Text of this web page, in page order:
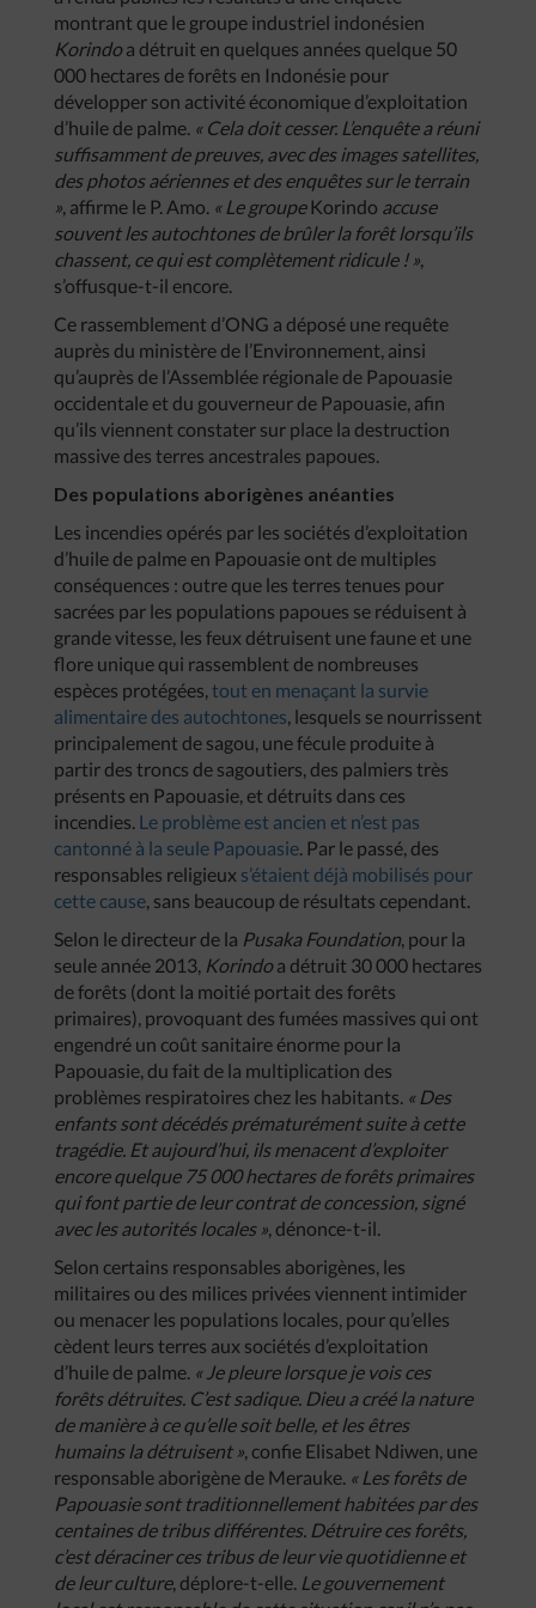
montrant que le groupe industriel indonésien
Korindoa détruit en quelques années quelque 50
000 hectares de forêts en Indonésie pour
développer son activité économique d’exploitation
d’huile de palme. « Cela doit cesser. L’enquête a réuni
suffisamment de preuves, avec des images satellites,
des photos aériennes et des enquêtes sur le terrain
», affirme le P. Amo. « Le groupeKorindo accuse
souvent les autochtones de brûler la forêt lorsqu’ils
chassent, ce qui est complètement ridicule ! »,
s’offusque-t-il encore.
Ce rassemblement d’ONG a déposé une requête
auprès du ministère de l’Environnement, ainsi
qu’auprès de l’Assemblée régionale de Papouasie
occidentale et du gouverneur de Papouasie, afin
qu’ils viennent constater sur place la destruction
massive des terres ancestrales papoues.
Des populations aborigènes anéanties
Les incendies opérés par les sociétés d’exploitation
d’huile de palme en Papouasie ont de multiples
conséquences : outre que les terres tenues pour
sacrées par les populations papoues se réduisent à
grande vitesse, les feux détruisent une faune et une
flore unique qui rassemblent de nombreuses
espèces protégées,tout en menaçant la survie
alimentaire des autochtones, lesquels se nourrissent
principalement de sagou, une fécule produite à
partir des troncs de sagoutiers, des palmiers très
présents en Papouasie, et détruits dans ces
incendies. Le problème est ancien et n’est pas
cantonné à la seule Papouasie. Par le passé, des
responsables religieux s’étaient déjà mobilisés pour
cette cause, sans beaucoup de résultats cependant.
Selon le directeur de la Pusaka Foundation, pour la
seule année 2013, Korindoa détruit 30 000 hectares
de forêts (dont la moitié portait des forêts
primaires), provoquant des fumées massives qui ont
engendré un coût sanitaire énorme pour la
Papouasie, du fait de la multiplication des
problèmes respiratoires chez les habitants. « Des
enfants sont décédés prématurément suite à cette
tragédie. Et aujourd’hui, ils menacent d’exploiter
encore quelque 75 000 hectares de forêts primaires
qui font partie de leur contrat de concession, signé
avec les autorités locales », dénonce-t-il.
Selon certains responsables aborigènes, les
militaires ou des milices privées viennent intimider
ou menacer les populations locales, pour qu’elles
cèdent leurs terres aux sociétés d’exploitation
d’huile de palme. « Je pleure lorsque je vois ces
forêts détruites. C’est sadique. Dieu a créé la nature
de manière à ce qu’elle soit belle, et les êtres
humains la détruisent », confie Elisabet Ndiwen, une
responsable aborigène de Merauke. « Les forêts de
Papouasie sont traditionnellement habitées par des
centaines de tribus différentes. Détruire ces forêts,
c’est déraciner ces tribus de leur vie quotidienne et
de leur culture, déplore-t-elle. Le gouvernement